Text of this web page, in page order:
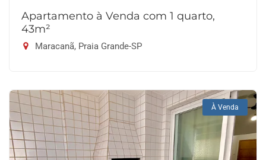
Apartamento à Venda com 1 quarto,
43m²
Maracanã, Praia Grande-SP
À Venda